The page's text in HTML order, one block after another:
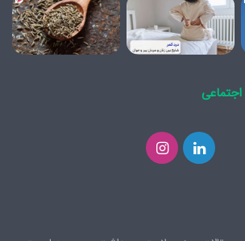
لینکدیناینستاگرام